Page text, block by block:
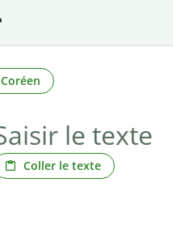
Coller le texte
Coréen